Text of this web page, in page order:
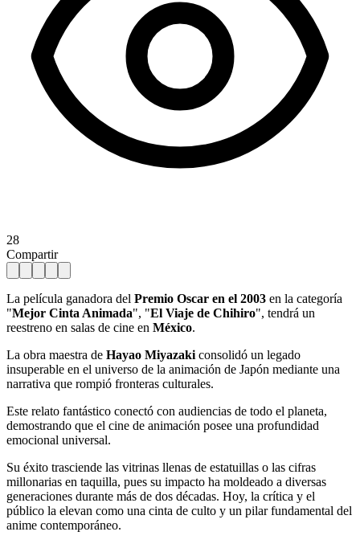
28
Compartir
La película ganadora del Premio Oscar en el 2003 en la categoría
"Mejor Cinta Animada", "El Viaje de Chihiro", tendrá un
reestreno en salas de cine en México.
La obra maestra de Hayao Miyazaki consolidó un legado
insuperable en el universo de la animación de Japón mediante una
narrativa que rompió fronteras culturales.
Este relato fantástico conectó con audiencias de todo el planeta,
demostrando que el cine de animación posee una profundidad
emocional universal.
Su éxito trasciende las vitrinas llenas de estatuillas o las cifras
millonarias en taquilla, pues su impacto ha moldeado a diversas
generaciones durante más de dos décadas. Hoy, la crítica y el
público la elevan como una cinta de culto y un pilar fundamental del
anime contemporáneo.